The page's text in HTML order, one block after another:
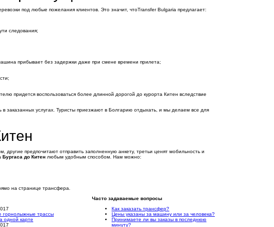
под любые пожелания клиентов. Это значит, чтоTransfer Bulgaria предлагает:
следования;
прибывает без задержки даже при смене времени прилета;
придется воспользоваться более длинной дорогой до курорта Китен вследствие
заказанных услугах. Туристы приезжают в Болгарию отдыхать, и мы делаем все для
предпочитают отправить заполненную анкету, третьи ценят мобильность и
Бургаса до Китен любым удобным способом. Нам можно:
на странице трансфера.
горнолыжные трассы
одной карте
Часто задаваемые вопросы
Как заказать трансфер?
Цены указаны за машину или за человека?
Принимаете ли вы заказы в последнюю
минуту?